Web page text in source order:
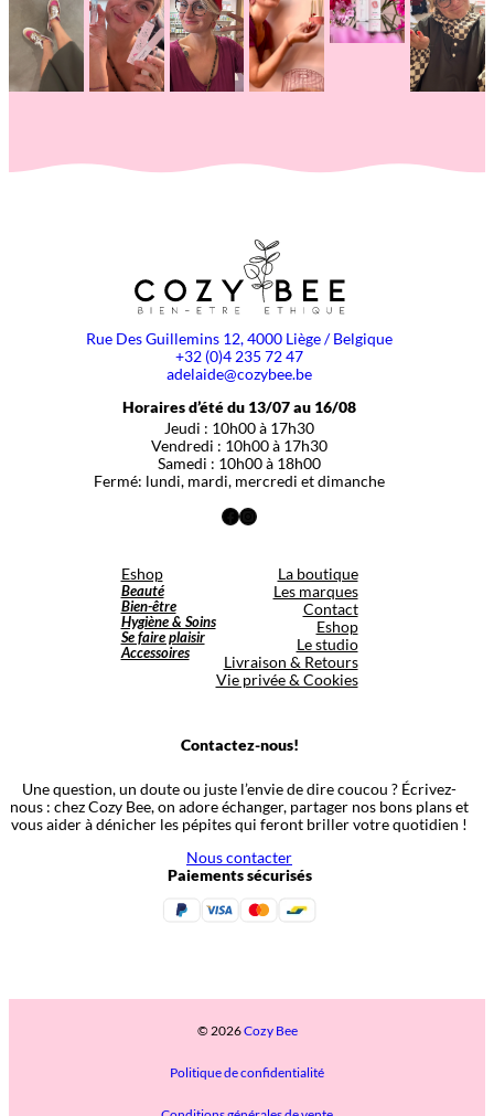
Rue Des Guillemins 12, 4000 Liège / Belgique
+32 (0)4 235 72 47
adelaide@cozybee.be
Horaires d’été du 13/07 au 16/08
Jeudi : 10h00 à 17h30
Vendredi : 10h00 à 17h30
Samedi : 10h00 à 18h00
Fermé: lundi, mardi, mercredi et dimanche
Facebook
Instagram
Eshop
Beauté
Bien-être
Hygiène & Soins
Se faire plaisir
Accessoires
La boutique
Les marques
Contact
Eshop
Le studio
Livraison & Retours
Vie privée & Cookies
Contactez-nous!
Une question, un doute ou juste l’envie de dire coucou ? Écrivez-
nous : chez Cozy Bee, on adore échanger, partager nos bons plans et
vous aider à dénicher les pépites qui feront briller votre quotidien !
Nous contacter
Paiements sécurisés
© 2026Cozy Bee
Politique de confidentialité